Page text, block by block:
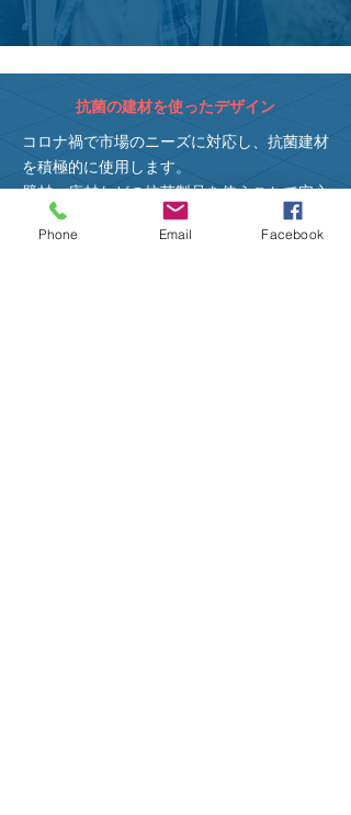
抗菌の建材を使ったデザイン
コロナ禍で市場のニーズに対応し、抗菌建材
を積極的に使用します。
​壁材、床材などの抗菌製品を使うことで安心
した生活ができるようなご提案を心がけま
す。Phone Email Facebook